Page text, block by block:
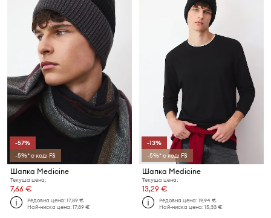
-57%
-5%* с код: FS
Шапка Medicine
Текуща цена:
7,66 €
Редовна цена:17,89 €
Най-ниска цена:17,89 €
-13%
-5%* с код: FS
Шапка Medicine
Текуща цена:
13,29 €
Редовна цена:19,94 €
Най-ниска цена:15,33 €